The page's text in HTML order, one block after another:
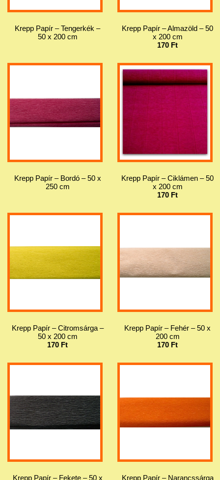
Krepp Papír – Tengerkék –
50 x 200 cm
Krepp Papír – Almazöld – 50
x 200 cm
170 Ft
Krepp Papír – Bordó – 50 x
250 cm
Krepp Papír – Ciklámen – 50
x 200 cm
170 Ft
Krepp Papír – Citromsárga –
50 x 200 cm
170 Ft
Krepp Papír – Fehér – 50 x
200 cm
170 Ft
Krepp Papír – Fekete – 50 x Krepp Papír – Narancssárga